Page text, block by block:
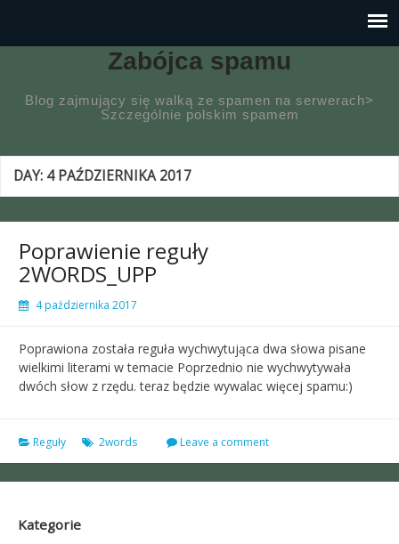
Zabójca spamu
Blog zajmujący się walką ze spamen na serwerach>
Szczególnie polskim spamem
DAY: 4 PAŹDZIERNIKA 2017
Poprawienie reguły
2WORDS_UPP
4 października 2017
Poprawiona została reguła wychwytująca dwa słowa pisane
wielkimi literami w temacie Poprzednio nie wychwytywała
dwóch słow z rzędu. teraz będzie wywalac więcej spamu:)
Reguły 2words Leave a comment
Kategorie